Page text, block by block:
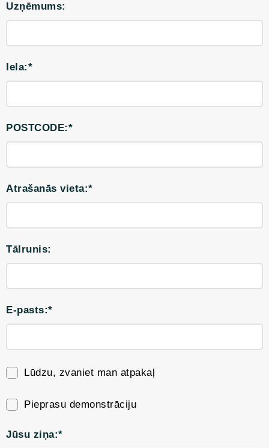
Uzņēmums:
Iela:*
POSTCODE:*
Atrašanās vieta:*
Tālrunis:
E-pasts:*
Lūdzu, zvaniet man atpakaļ
Pieprasu demonstrāciju
Jūsu ziņa:*